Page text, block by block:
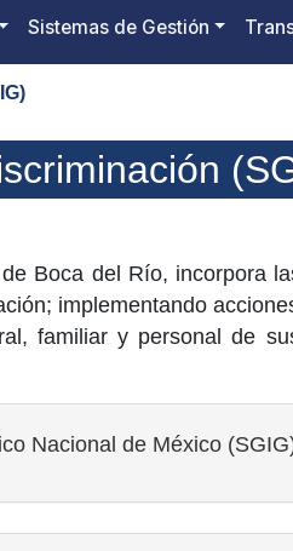
Sistemas de Gestión
Boca del Río, incorpora
implementando
familiar y personal de
Nacional de México